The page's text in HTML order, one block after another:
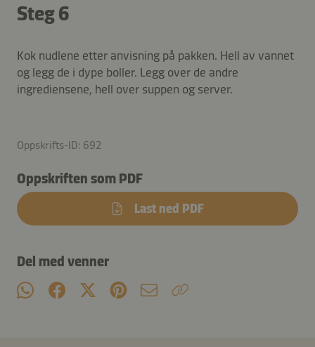
Steg 6
Kok nudlene etter anvisning på pakken. Hell av vannet
og legg de i dype boller. Legg over de andre
ingrediensene, hell over suppen og server.
Oppskrifts-ID: 692
Oppskriften som PDF
Last ned PDF
Del med venner